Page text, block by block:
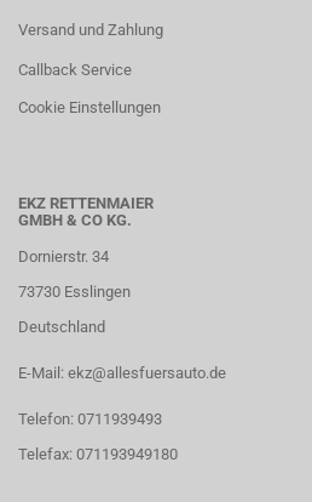
Versand und Zahlung
Callback Service
Cookie Einstellungen
EKZ RETTENMAIER
GMBH & CO KG.
Dornierstr. 34
73730 Esslingen
Deutschland
E-Mail: ekz@allesfuersauto.de
Telefon: 0711939493
Telefax: 071193949180